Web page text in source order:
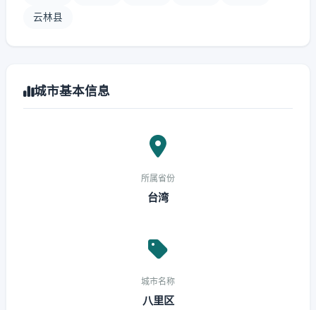
云林县
城市基本信息
所属省份
台湾
城市名称
八里区